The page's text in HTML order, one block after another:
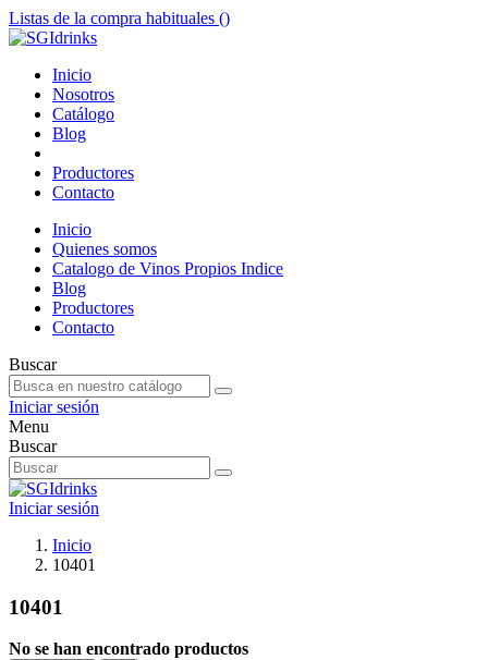
Listas de la compra habituales ()
Inicio
Nosotros
Catálogo
Blog
Productores
Contacto
Inicio
Quienes somos
Catalogo de Vinos Propios Indice
Blog
Productores
Contacto
Buscar
Iniciar sesión
Menu
Buscar
Iniciar sesión
Inicio
10401
10401
No se han encontrado productos